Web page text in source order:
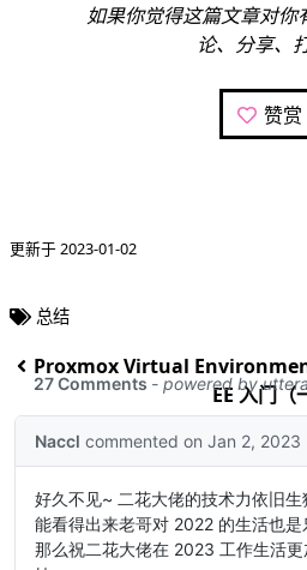
如果你觉得这篇文章对你
论、分享、
赞赏
更新于 2023-01-02
总结
Proxmox Virtual
EE 入门（